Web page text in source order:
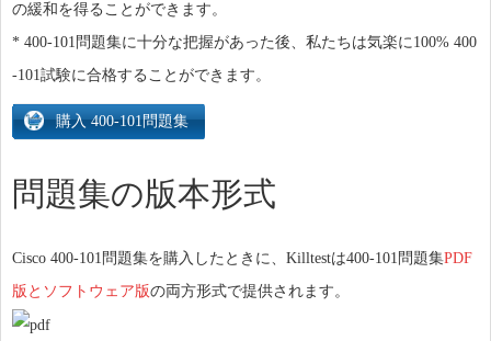
の緩和を得ることができます。
* 400-101問題集に十分な把握があった後、私たちは気楽に100% 400
-101試験に合格することができます。
問題集の版本形式
Cisco 400-101問題集を購入したときに、Killtestは400-101問題集PDF
版とソフトウェア版の両方形式で提供されます。